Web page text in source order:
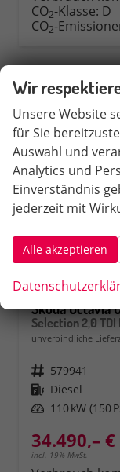
CO2-Klasse: D
CO2-
Skoda Octavia
Selection 2,0 TDI
unverbindliche
Fahrzeugnr. 579941
Kraftstoff Diesel
Leistung 110 kW (150
34.490,– €
incl. 19% MwSt.
Wir
Unsere Website
für Sie
Auswahl und
Analytics und
Einverständnis
jederzeit mit
Alle akzeptieren